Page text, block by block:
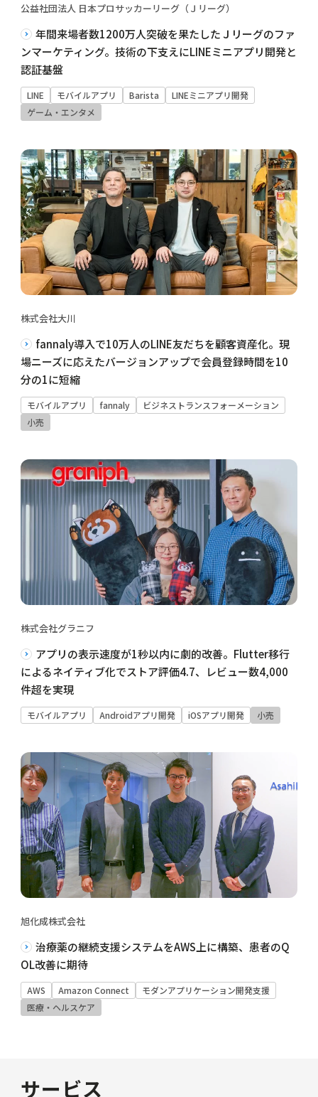
公益社団法人 日本プロサッカーリーグ（Ｊリーグ）
年間来場者数1200万人突破を果たしたＪリーグのファ
ンマーケティング。技術の下支えにLINEミニアプリ開発と
認証基盤
LINE モバイルアプリ Barista
LINEミニアプリ開発
ゲーム・エンタメ
株式会社大川
fannaly導入で10万人のLINE友だちを顧客資産化。現
場ニーズに応えたバージョンアップで会員登録時間を10
分の1に短縮
モバイルアプリ fannaly
ビジネストランスフォーメーション
小売
株式会社グラニフ
アプリの表示速度が1秒以内に劇的改善。Flutter移行
によるネイティブ化でストア評価4.7、レビュー数4,000
件超を実現
モバイルアプリ Androidアプリ開発 iOSアプリ開発 小売
旭化成株式会社
治療薬の継続支援システムをAWS上に構築、患者のQ
OL改善に期待
AWS Amazon Connect
モダンアプリケーション開発支援
医療・ヘルスケア
サービス